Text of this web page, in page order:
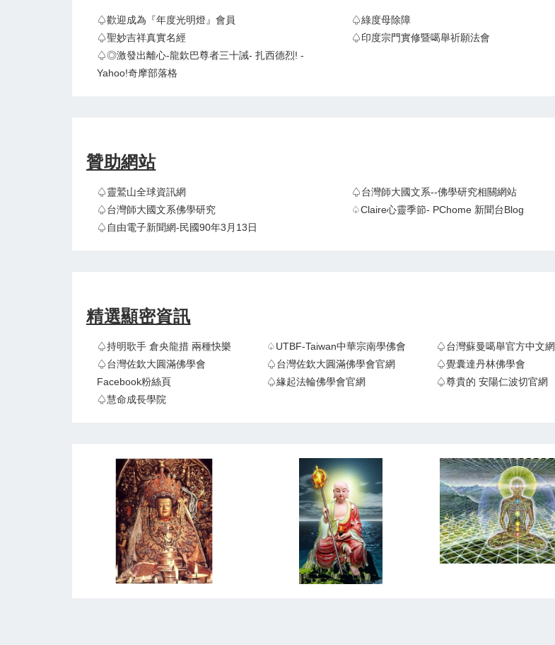
♤歡迎成為『年度光明燈』會員
♤綠度母除障
♤聖妙吉祥真實名經
♤印度宗門實修暨噶舉祈願法會
♤◎激發出離心-龍欽巴尊者三十誡- 扎西德烈! -
Yahoo!奇摩部落格
贊助網站
♤靈鷲山全球資訊網
♤台灣師大國文系--佛學研究相關網站
♤台灣師大國文系佛學研究
♤claire心靈季節- PChome 新聞台Blog
♤自由電子新聞網-民國90年3月13日
精選顯密資訊
♤持明歌手 倉央龍措 兩種快樂 ♤UTBF-Taiwan中華宗南學佛會
♤台灣蘇曼噶舉官方中文網
♤台灣佐欽大圓滿佛學會
Facebook粉絲頁
♤台灣佐欽大圓滿佛學會官網
♤覺囊達丹林佛學會
♤緣起法輪佛學會官網
♤尊貴的 安陽仁波切官網
♤慧命成長學院